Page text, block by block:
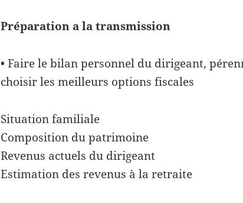
Préparation a la transmission
• Faire le bilan personnel du dirigeant,
choisir les meilleurs options fiscales
Situation familiale
Composition du patrimoine
Revenus actuels du dirigeant
Estimation des revenus à la retraite